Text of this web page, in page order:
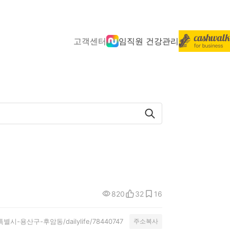
고객센터 임직원 건강관리
820 32 16
시-용산구-후암동/dailylife/78440747 주소복사